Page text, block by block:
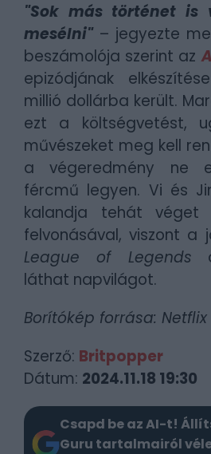
"Sok más történet
mesélni"– jegyezte
beszámolója szerint az
epizódjának
millió dollárba került.
ezt a költségvetést,
művészeket meg kell
a végeredmény ne
fércmű legyen. Vi és
kalandja tehát
felvonásával, viszont a
League of Legends
láthat napvilágot.
Borítókép forrása: Netflix
Szerző: Britpopper
Dátum: 2024.11.18 19:30
Csapd be az AI-t!
Guru tartalmairól